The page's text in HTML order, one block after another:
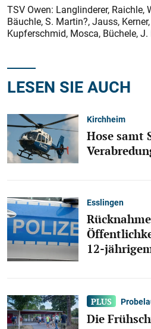
TSV Owen: Langlinderer, Raichle,
Bäuchle, S. Martin?, Jauss,
Kupferschmid, Mosca, Büchele,
LESEN SIE AUCH
Kirchheim
Hose samt
Esslingen
12-
Die